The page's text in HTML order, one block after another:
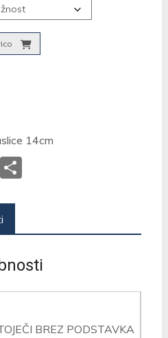
14cm
Share
BREZ PODSTAVKA